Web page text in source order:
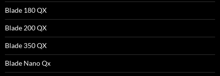
Blade 180 QX
Blade 200 QX
Blade 350 QX
Blade Nano Qx